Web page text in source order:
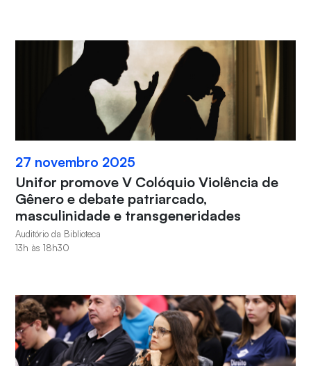
27 novembro 2025
Unifor promove V Colóquio Violência de
Gênero e debate patriarcado,
masculinidade e transgeneridades
Auditório da Biblioteca
13h às 18h30